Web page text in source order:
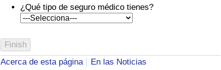
¿Qué tipo de seguro médico tienes?
Acerca de esta página En las Noticias